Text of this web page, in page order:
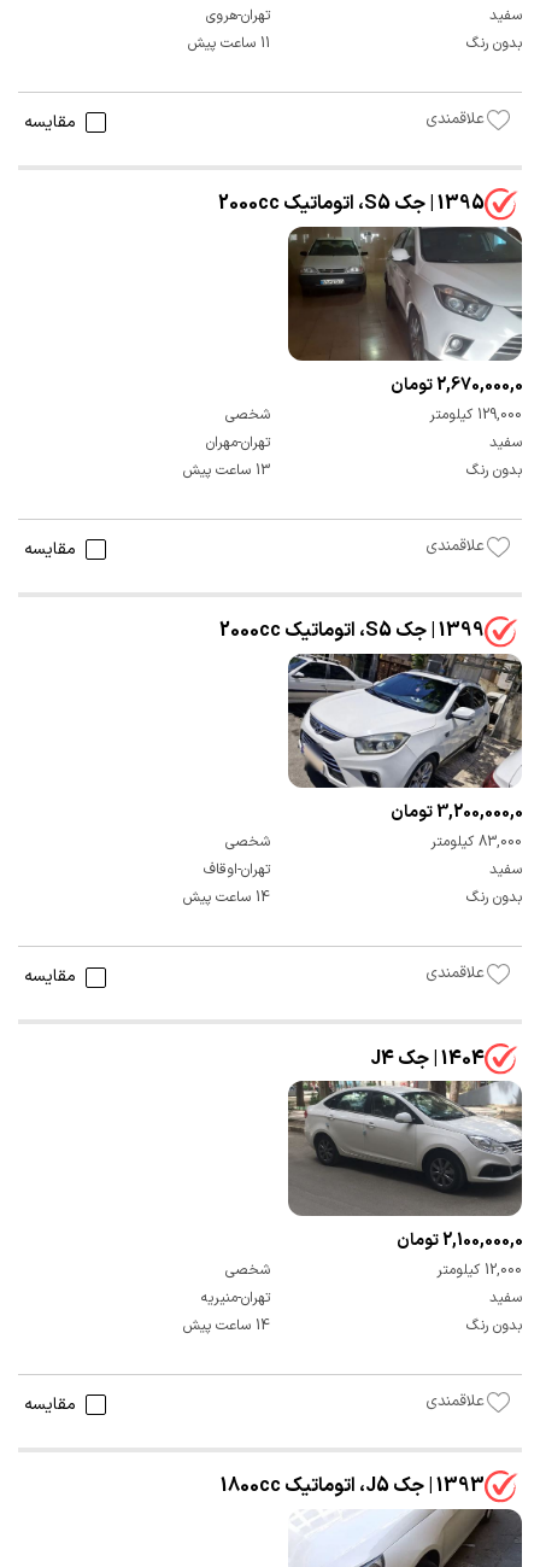
سفید
تهران-هروی
بدون رنگ
11 ساعت پیش
علاقمندی مقایسه
1395 | جک S5، اتوماتیک 2000cc
2,670,000,000 تومان
129,000 کیلومتر
شخصی
سفید
تهران-مهران
بدون رنگ
13 ساعت پیش
علاقمندی مقایسه
1399 | جک S5، اتوماتیک 2000cc
3,200,000,000 تومان
83,000 کیلومتر
شخصی
سفید
تهران-اوقاف
بدون رنگ
14 ساعت پیش
علاقمندی مقایسه
1404 | جک J4
2,100,000,000 تومان
12,000 کیلومتر
شخصی
سفید
تهران-منیریه
بدون رنگ
14 ساعت پیش
علاقمندی مقایسه
1393 | جک J5، اتوماتیک 1800cc